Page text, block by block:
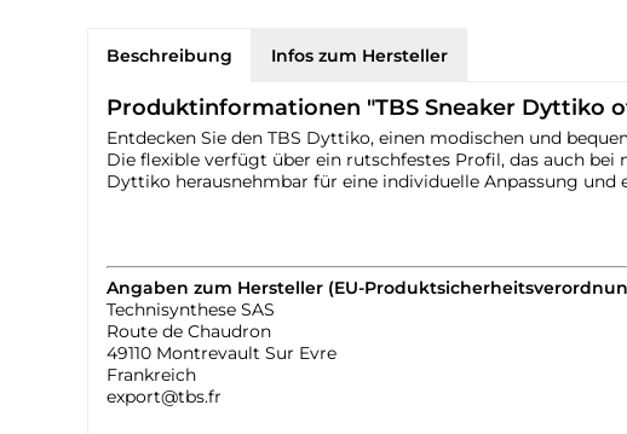
Beschreibung Infos zum Hersteller
Produktinformationen "TBS Sneaker Dyttiko
Entdecken Sie den TBS Dyttiko, einen modischen und
Die flexible verfügt über ein rutschfestes Profil, das auch
Dyttiko herausnehmbar für eine individuelle Anpassung und
Angaben zum Hersteller (EU-
Technisynthese SAS
Route de Chaudron
49110 Montrevault Sur Evre
Frankreich
export@tbs.fr